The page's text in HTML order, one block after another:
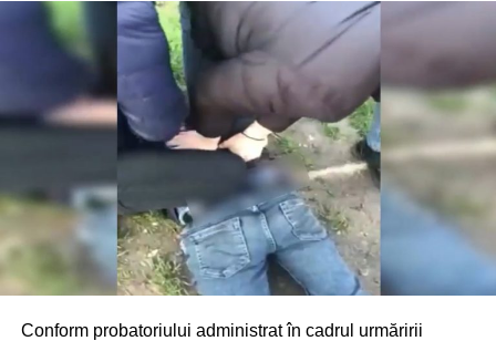
Conform probatoriului administrat în cadrul urmăririi